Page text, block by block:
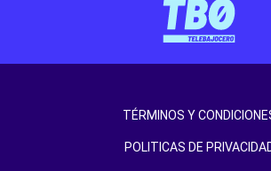
TÉRMINOS Y
POLITICAS DE